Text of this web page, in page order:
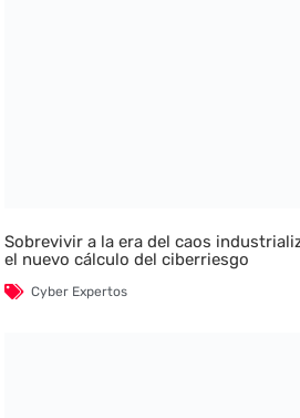
Sobrevivir a la era del caos
el nuevo cálculo del ciberriesgo
Cyber Expertos